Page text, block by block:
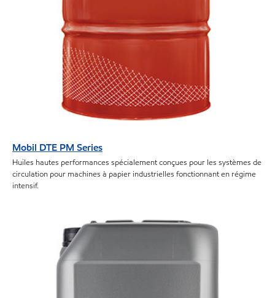
Mobil DTE PM Series
Huiles hautes performances spécialement conçues pour les systèmes de
circulation pour machines à papier industrielles fonctionnant en régime
intensif.